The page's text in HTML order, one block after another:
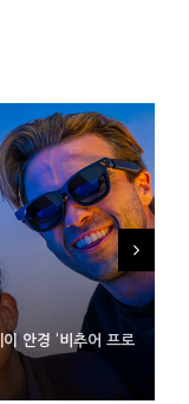
안경 ‘비추어 프로
패키징 대기 중
는 오픈AI